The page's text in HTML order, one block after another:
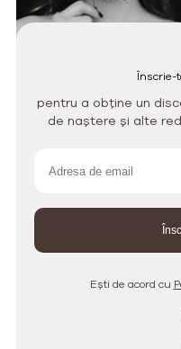
Înscrie-
pentru a obține un
de naștere și alte
Ești de acord cu